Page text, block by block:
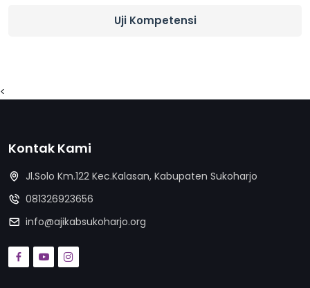
Uji Kompetensi
<
Kontak Kami
Jl.Solo Km.122 Kec.Kalasan, Kabupaten Sukoharjo
081326923656
info@ajikabsukoharjo.org